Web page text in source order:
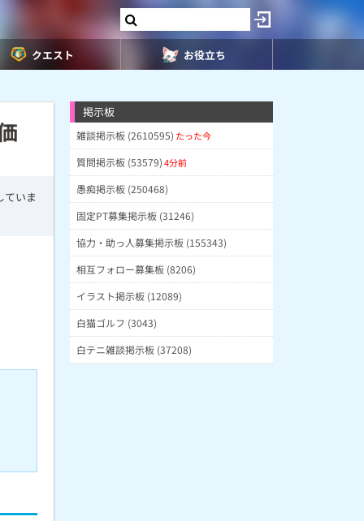
クエスト お役立ち
ていま
掲示板
雑談掲示板 (2610595) たった今
質問掲示板 (53579)4分前
愚痴掲示板 (250468)
固定PT募集掲示板 (31246)
協力・助っ人募集掲示板 (155343)
相互フォロー募集板 (8206)
イラスト掲示板 (12089)
白猫ゴルフ (3043)
白テニ雑談掲示板 (37208)